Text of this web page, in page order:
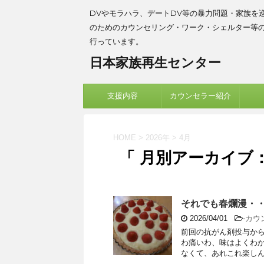
DVやモラハラ、デートDV等の暴力問題・家族を
のためのカウンセリング・ワーク・シェルター等
行っています。
日本家族再生センター
支援内容 カウンセラー紹介
HOME > 2026年 > 4月
「 月別アーカイブ
それでも春爛漫・
2026/04/01 -カウ
前回の抗がん剤投与か
わ痛いわ、味はよくわ
なくて、あれこれ楽し